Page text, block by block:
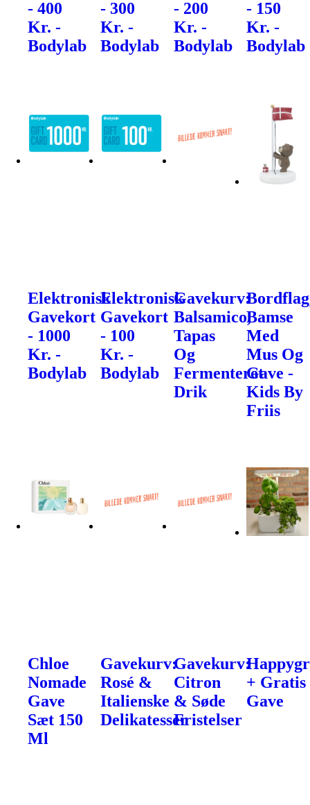
- 400
Kr. -
Bodylab
- 300
Kr. -
Bodylab
- 200
Kr. -
Bodylab
- 150
Kr. -
Bodylab
Elektronisk
Gavekort
- 1000
Kr. -
Bodylab
Elektronisk
Gavekort
- 100
Kr. -
Bodylab
Gavekurv:
Balsamico,
Tapas
Og
Fermenteret
Drik
Bamse
Med
Mus Og
Gave -
Kids By
Friis
Chloe
Nomade
Gave
Sæt 150
Ml
Gavekurv:
Rosé &
Italienske
Delikatesser
Gavekurv:
Citron
& Søde
Fristelser
+ Gratis
Gave